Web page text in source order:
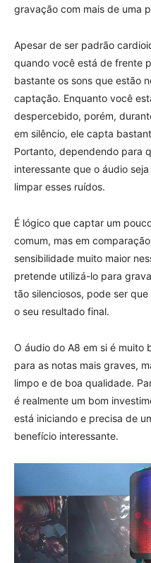
gravação com mais de uma
Apesar de ser padrão
quando você está de frente
bastante os sons que estão
captação. Enquanto você
despercebido, porém,
em silêncio, ele capta
Portanto, dependendo para
interessante que o áudio
limpar esses ruídos.
É lógico que captar um
comum, mas em
sensibilidade muito maior
pretende utilizá-lo para
tão silenciosos, pode ser
o seu resultado final.
O áudio do A8 em si é muito
para as notas mais graves,
limpo e de boa qualidade.
é realmente um bom
está iniciando e precisa de
benefício interessante.